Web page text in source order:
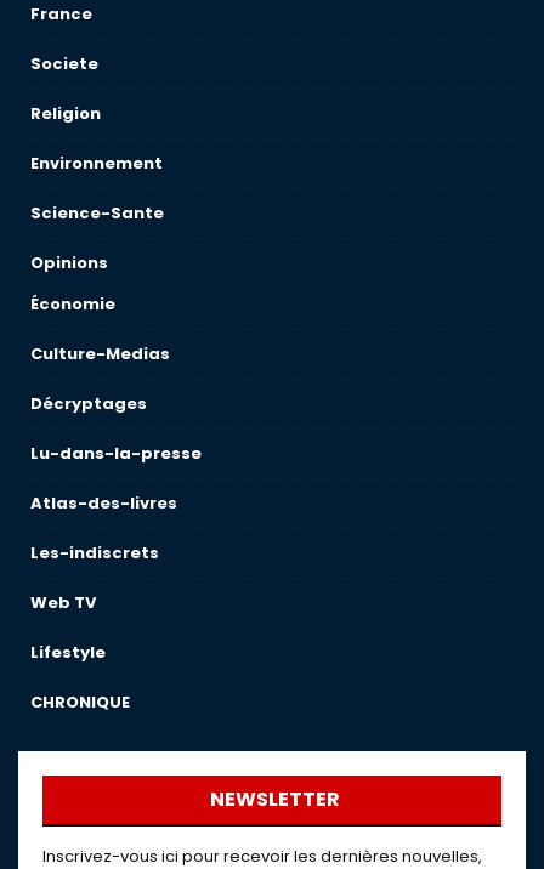
France
Societe
Religion
Environnement
Science-Sante
Opinions
Économie
Culture-Medias
Décryptages
Lu-dans-la-presse
Atlas-des-livres
Les-indiscrets
Web TV
Lifestyle
CHRONIQUE
NEWSLETTER
Inscrivez-vous ici pour recevoir les dernières nouvelles,